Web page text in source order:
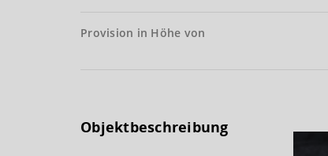
Provision in Höhe von
Objektbeschreibung